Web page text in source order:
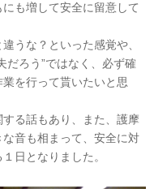
も増して安全に留意して
うな？といった感覚や、
だろう”ではなく、必ず確
を行って貰いたいと思
る話もあり、また、護摩
音も相まって、安全に対
日となりました。